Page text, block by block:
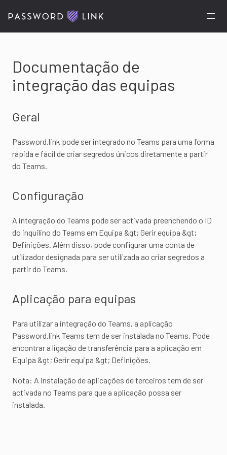
Documentação de
integração das equipas
Geral
Password.link pode ser integrado no Teams para uma forma
rápida e fácil de criar segredos únicos diretamente a partir
do Teams.
Configuração
A integração do Teams pode ser activada preenchendo o ID
do inquilino do Teams em Equipa &gt; Gerir equipa &gt;
Definições. Além disso, pode configurar uma conta de
utilizador designada para ser utilizada ao criar segredos a
partir do Teams.
Aplicação para equipas
Para utilizar a integração do Teams, a aplicação
Password.link Teams tem de ser instalada no Teams. Pode
encontrar a ligação de transferência para a aplicação em
Equipa &gt; Gerir equipa &gt; Definições.
Nota: A instalação de aplicações de terceiros tem de ser
activada no Teams para que a aplicação possa ser
instalada.